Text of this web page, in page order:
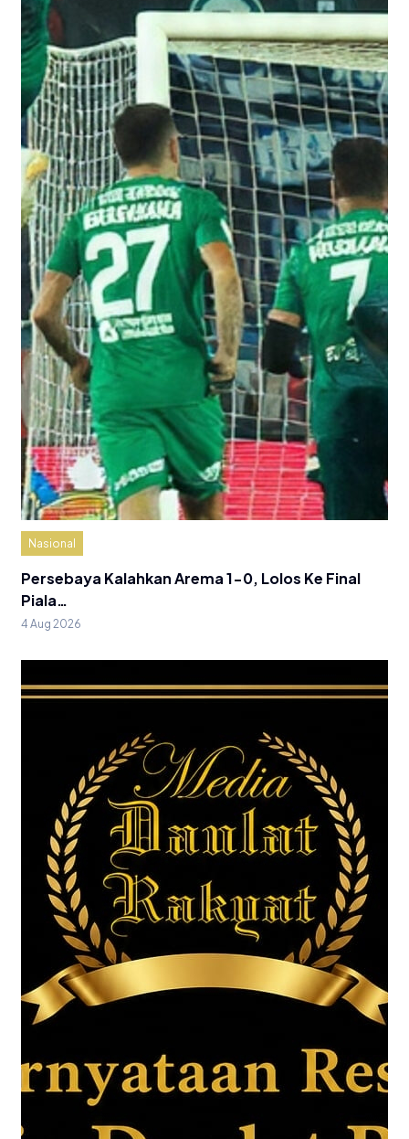
Nasional
Persebaya Kalahkan Arema 1-0, Lolos Ke Final
Piala…
4 Aug 2026